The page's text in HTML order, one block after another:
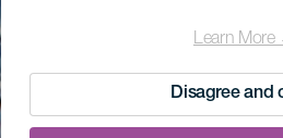
Learn
Disagree and